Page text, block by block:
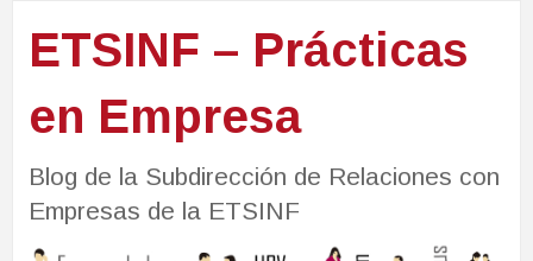
ETSINF – Prácticas
en Empresa
Blog de la Subdirección de Relaciones con
Empresas de la ETSINF